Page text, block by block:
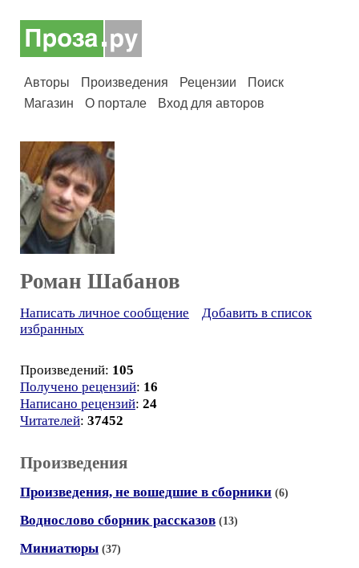
Авторы Произведения Рецензии
Поиск
Магазин
О портале Вход для авторов
Роман Шабанов
Написать личное сообщение
Добавить в список
избранных
Произведений: 105
Получено рецензий: 16
Написано рецензий: 24
Читателей: 37452
Произведения
Произведения, не вошедшие в сборники (6)
Воднослово сборник рассказов (13)
Миниатюры (37)